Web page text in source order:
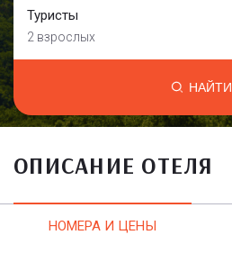
Туристы
2 взрослых
НАЙТИ
ОПИСАНИЕ ОТЕЛЯ
НОМЕРА И ЦЕНЫ